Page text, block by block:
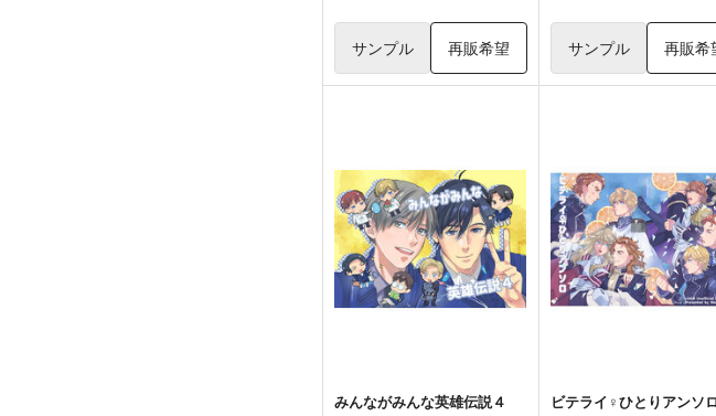
サンプル 再販希望 サンプル 再販希
みんながみんな英雄伝説４
ビテライ♀ひとりアンソロ